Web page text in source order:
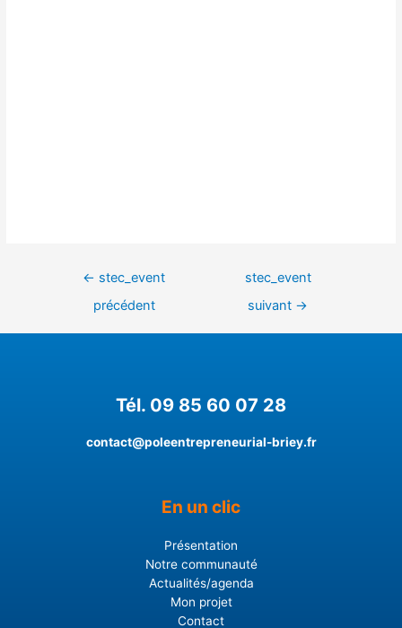
← stec_event
précédent
stec_event
suivant →
Tél. 09 85 60 07 28
contact@poleentrepreneurial-briey.fr
En un clic
Présentation
Notre communauté
Actualités/agenda
Mon projet
Contact